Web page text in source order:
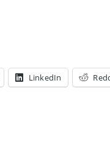
LinkedIn